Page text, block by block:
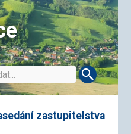
zastupitelstva